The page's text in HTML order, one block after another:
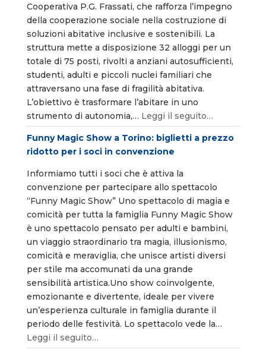
Cooperativa P.G. Frassati, che rafforza l’impegno
della cooperazione sociale nella costruzione di
soluzioni abitative inclusive e sostenibili. La
struttura mette a disposizione 32 alloggi per un
totale di 75 posti, rivolti a anziani autosufficienti,
studenti, adulti e piccoli nuclei familiari che
attraversano una fase di fragilità abitativa.
L’obiettivo è trasformare l’abitare in uno
strumento di autonomia,… Leggi il seguito…
Funny Magic Show a Torino: biglietti a prezzo
ridotto per i soci in convenzione
Informiamo tutti i soci che è attiva la
convenzione per partecipare allo spettacolo
“Funny Magic Show” Uno spettacolo di magia e
comicità per tutta la famiglia Funny Magic Show
è uno spettacolo pensato per adulti e bambini,
un viaggio straordinario tra magia, illusionismo,
comicità e meraviglia, che unisce artisti diversi
per stile ma accomunati da una grande
sensibilità artistica.Uno show coinvolgente,
emozionante e divertente, ideale per vivere
un’esperienza culturale in famiglia durante il
periodo delle festività. Lo spettacolo vede la…
Leggi il seguito…